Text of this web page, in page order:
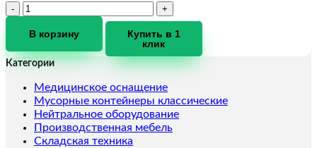
Количество
Ванна
цельнотянутая
длина
1600
мм
В корзину
Купить в 1
клик
Категории
Медицинское оснащение
Мусорные контейнеры классические
Нейтральное оборудование
Производственная мебель
Складская техника